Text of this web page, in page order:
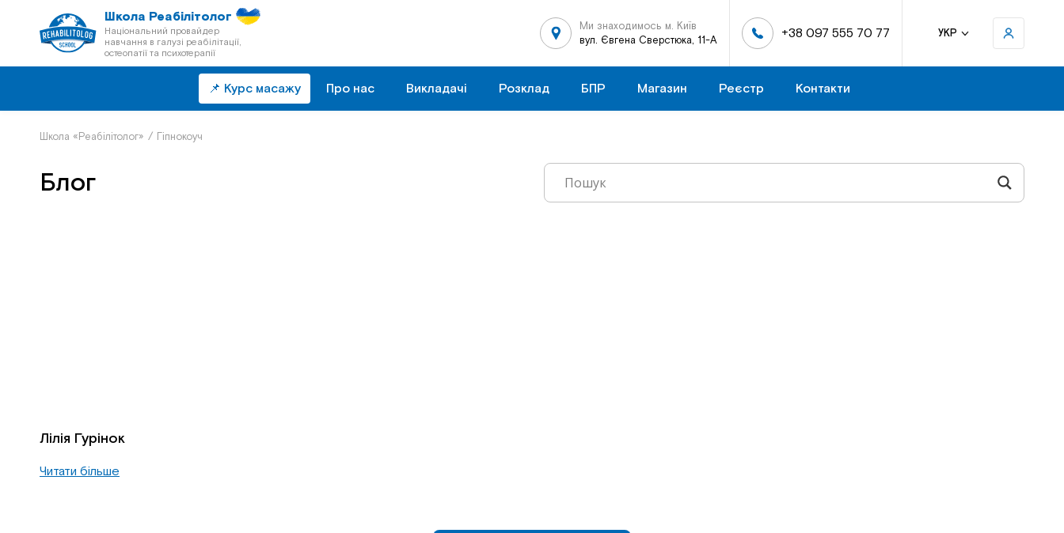
Школа Реабілітолог
Національний провайдер
навчання в галузі реабілітації,
остеопатії та психотерапії
Ми знаходимось м. Київ
вул. Євгена Сверстюка, 11-А
+38 097 555 70 77 УКР
📌 Курс масажу Про нас Викладачі Розклад БПР Магазин Реєстр Контакти
Школа «Реабілітолог» / Гіпнокоуч
Блог
Лілія Гурінок
Читати більше